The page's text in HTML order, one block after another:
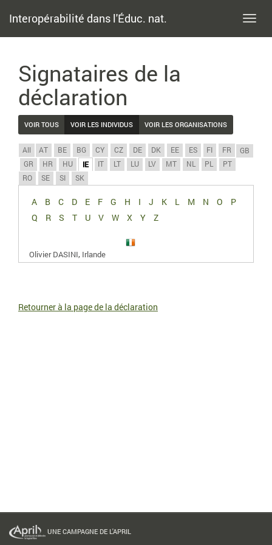
Interopérabilité dans l'Éduc. nat.
Signataires de la
déclaration
VOIR TOUS VOIR LES INDIVIDUS VOIR LES ORGANISATIONS
All AT BE BG CY CZ DE DK EE ES FI FR
GB
GR
HR HU IE IT LT LU LV MT NL PL
PT
RO
SE SI SK
A B C D E F G H I J K L M N O
P
Q
R S T U V W X Y Z
Olivier DASINI, Irlande
Retourner à la page de la déclaration
UNE CAMPAGNE DE L'APRIL